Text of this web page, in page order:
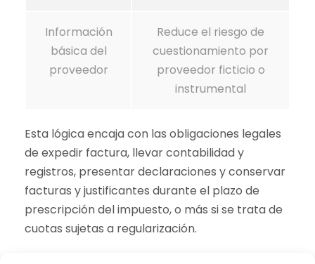
Información
básica del
proveedor
Reduce el riesgo de
cuestionamiento por
proveedor ficticio o
instrumental
Esta lógica encaja con las obligaciones legales
de expedir factura, llevar contabilidad y
registros, presentar declaraciones y conservar
facturas y justificantes durante el plazo de
prescripción del impuesto, o más si se trata de
cuotas sujetas a regularización.